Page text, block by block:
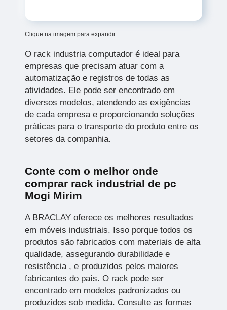
Clique na imagem para expandir
O rack industria computador é ideal para
empresas que precisam atuar com a
automatização e registros de todas as
atividades. Ele pode ser encontrado em
diversos modelos, atendendo as exigências
de cada empresa e proporcionando soluções
práticas para o transporte do produto entre os
setores da companhia.
Conte com o melhor onde
comprar rack industrial de pc
Mogi Mirim
A BRACLAY oferece os melhores resultados
em móveis industriais. Isso porque todos os
produtos são fabricados com materiais de alta
qualidade, assegurando durabilidade e
resistência , e produzidos pelos maiores
fabricantes do país. O rack pode ser
encontrado em modelos padronizados ou
produzidos sob medida. Consulte as formas